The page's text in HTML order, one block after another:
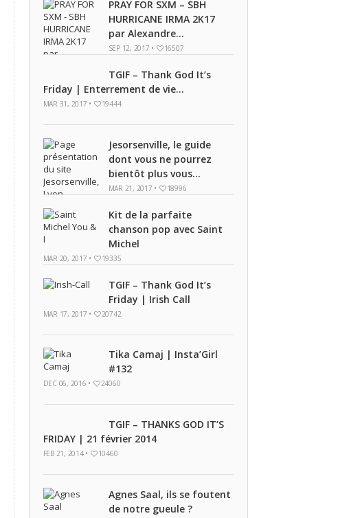
PRAY FOR SXM – SBH
HURRICANE IRMA 2K17
par Alexandre...
SEP 12, 2017 • 16507
TGIF – Thank God It’s
Friday | Enterrement de vie...
MAR 31, 2017 • 19444
Jesorsenville, le guide
dont vous ne pourrez
bientôt plus vous...
MAR 21, 2017 • 18996
Kit de la parfaite
chanson pop avec Saint
Michel
MAR 20, 2017 • 19335
TGIF – Thank God It’s
Friday | Irish Call
MAR 17, 2017 • 20742
Tika Camaj | Insta’Girl
#132
DEC 06, 2016 • 24060
TGIF – THANKS GOD IT’S
FRIDAY | 21 février 2014
FEB 21, 2014 • 10460
Agnes Saal, ils se foutent
de notre gueule ?